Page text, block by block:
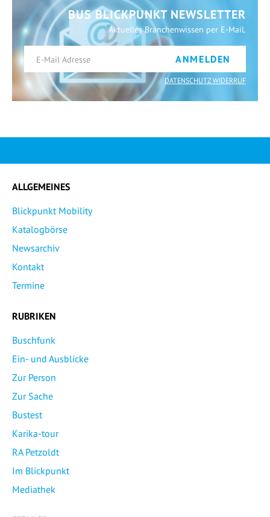
BUS BLICKPUNKT NEWSLETTER
Aktuelles Branchenwissen per E-Mail.
ANMELDEN
DATENSCHUTZ WIDERRUF
ALLGEMEINES
Blickpunkt Mobility
Katalogbörse
Newsarchiv
Kontakt
Termine
RUBRIKEN
Buschfunk
Ein- und Ausblicke
Zur Person
Zur Sache
Bustest
Karika-tour
RA Petzoldt
Im Blickpunkt
Mediathek